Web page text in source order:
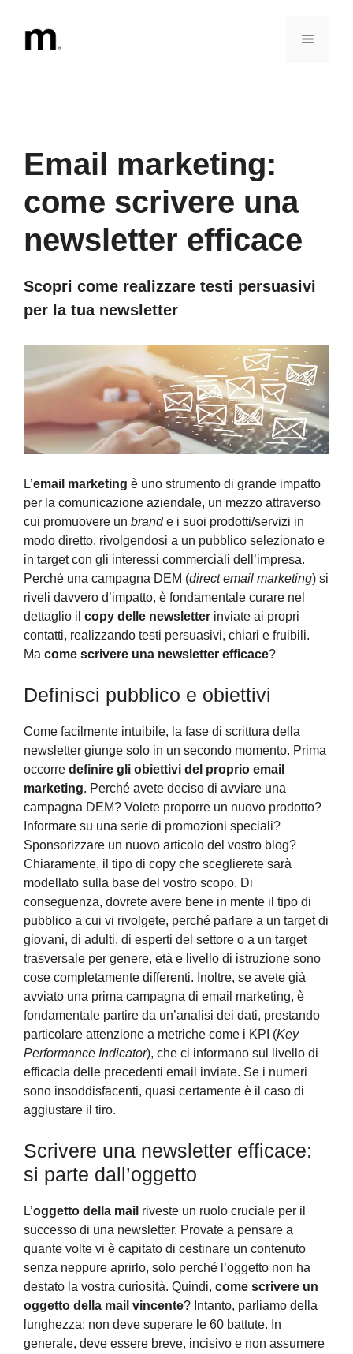
contenuto
Menu
Email marketing:
come scrivere una
newsletter efficace
Scopri come realizzare testi persuasivi
per la tua newsletter
L’email marketing è uno strumento di grande impatto
per la comunicazione aziendale, un mezzo attraverso
cui promuovere un brande i suoi prodotti/servizi in
modo diretto, rivolgendosi a un pubblico selezionato e
in target con gli interessi commerciali dell’impresa.
Perché una campagna DEM (direct email marketing) si
riveli davvero d’impatto, è fondamentale curare nel
dettaglio il copy delle newsletter inviate ai propri
contatti, realizzando testi persuasivi, chiari e fruibili.
Ma come scrivere una newsletter efficace?
Definisci pubblico e obiettivi
Come facilmente intuibile, la fase di scrittura della
newsletter giunge solo in un secondo momento. Prima
occorre definire gli obiettivi del proprio email
marketing. Perché avete deciso di avviare una
campagna DEM? Volete proporre un nuovo prodotto?
Informare su una serie di promozioni speciali?
Sponsorizzare un nuovo articolo del vostro blog?
Chiaramente, il tipo di copy che sceglierete sarà
modellato sulla base del vostro scopo. Di
conseguenza, dovrete avere bene in mente il tipo di
pubblico a cui vi rivolgete, perché parlare a un target di
giovani, di adulti, di esperti del settore o a un target
trasversale per genere, età e livello di istruzione sono
cose completamente differenti. Inoltre, se avete già
avviato una prima campagna di email marketing, è
fondamentale partire da un’analisi dei dati, prestando
particolare attenzione a metriche come i KPI (Key
Performance Indicator), che ci informano sul livello di
efficacia delle precedenti email inviate. Se i numeri
sono insoddisfacenti, quasi certamente è il caso di
aggiustare il tiro.
Scrivere una newsletter efficace:
si parte dall’oggetto
L’oggetto della mail riveste un ruolo cruciale per il
successo di una newsletter. Provate a pensare a
quante volte vi è capitato di cestinare un contenuto
senza neppure aprirlo, solo perché l’oggetto non ha
destato la vostra curiosità. Quindi, come scrivere un
oggetto della mail vincente? Intanto, parliamo della
lunghezza: non deve superare le 60 battute. In
generale, deve essere breve, incisivo e non assumere